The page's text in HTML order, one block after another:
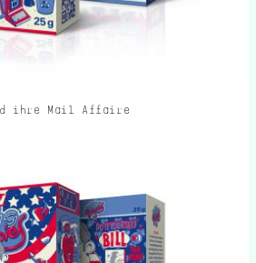
ihre Mail Affaire